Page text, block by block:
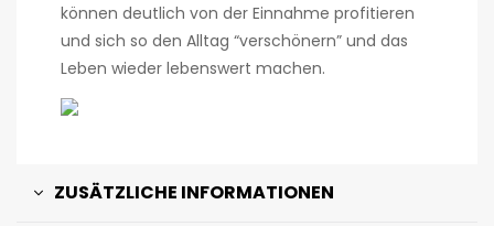
können deutlich von der Einnahme profitieren
und sich so den Alltag “verschönern” und das
Leben wieder lebenswert machen.
ZUSÄTZLICHE INFORMATIONEN